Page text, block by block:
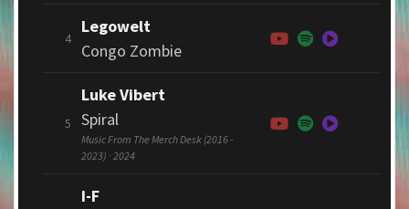
4
Legowelt
Congo Zombie
5
Luke Vibert
Spiral
Music From The Merch Desk (2016 -
2023) · 2024
I-F